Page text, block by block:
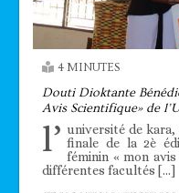
4 MINUTES
Douti Dioktante
Avis Scientifique» de
l’ université de kara,
finale de la 2è
féminin « mon
différentes facultés […]